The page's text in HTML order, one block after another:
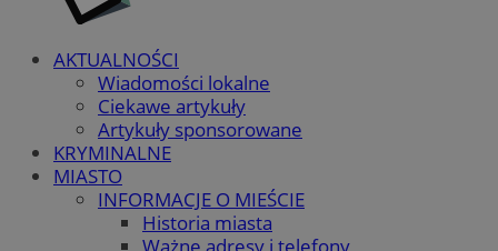
AKTUALNOŚCI
Wiadomości lokalne
Ciekawe artykuły
Artykuły sponsorowane
KRYMINALNE
MIASTO
INFORMACJE O MIEŚCIE
Historia miasta